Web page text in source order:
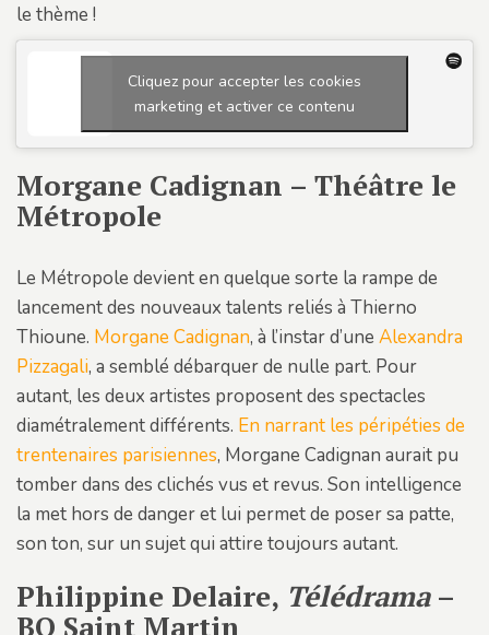
le thème !
Cliquez pour accepter les cookies
marketing et activer ce contenu
Morgane Cadignan – Théâtre le
Métropole
Le Métropole devient en quelque sorte la rampe de
lancement des nouveaux talents reliés à Thierno
Thioune. Morgane Cadignan, à l’instar d’une Alexandra
Pizzagali, a semblé débarquer de nulle part. Pour
autant, les deux artistes proposent des spectacles
diamétralement différents. En narrant les péripéties de
trentenaires parisiennes, Morgane Cadignan aurait pu
tomber dans des clichés vus et revus. Son intelligence
la met hors de danger et lui permet de poser sa patte,
son ton, sur un sujet qui attire toujours autant.
Philippine Delaire, Télédrama–
BO Saint Martin